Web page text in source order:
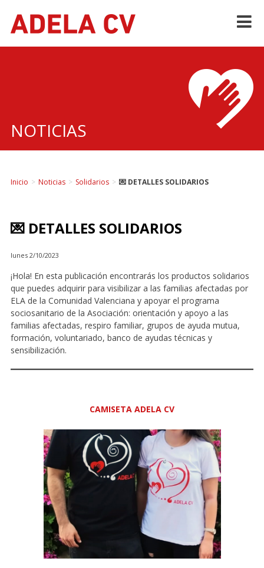
NOTICIAS
Inicio > Noticias > Solidarios > 💌 DETALLES SOLIDARIOS
💌 DETALLES SOLIDARIOS
lunes 2/10/2023
¡Hola! En esta publicación encontrarás los productos solidarios
que puedes adquirir para visibilizar a las familias afectadas por
ELA de la Comunidad Valenciana y apoyar el programa
sociosanitario de la Asociación: orientación y apoyo a las
familias afectadas, respiro familiar, grupos de ayuda mutua,
formación, voluntariado, banco de ayudas técnicas y
sensibilización.
CAMISETA ADELA CV